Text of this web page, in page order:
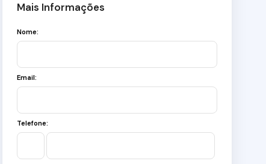
Mais Informações
Nome:
Email:
Telefone: